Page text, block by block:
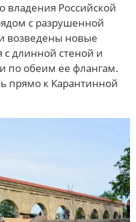
владения Российской
с разрушенной
возведены новые
длинной стеной и
по обеим ее флангам.
прямо к Карантинной